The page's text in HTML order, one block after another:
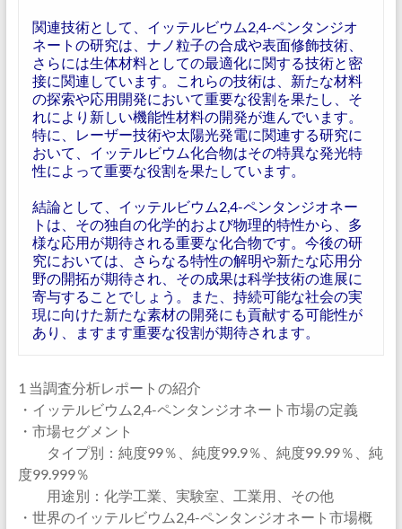
関連技術として、イッテルビウム2,4-ペンタンジオ
ネートの研究は、ナノ粒子の合成や表面修飾技術、
さらには生体材料としての最適化に関する技術と密
接に関連しています。これらの技術は、新たな材料
の探索や応用開発において重要な役割を果たし、そ
れにより新しい機能性材料の開発が進んでいます。
特に、レーザー技術や太陽光発電に関連する研究に
おいて、イッテルビウム化合物はその特異な発光特
性によって重要な役割を果たしています。
結論として、イッテルビウム2,4-ペンタンジオネー
トは、その独自の化学的および物理的特性から、多
様な応用が期待される重要な化合物です。今後の研
究においては、さらなる特性の解明や新たな応用分
野の開拓が期待され、その成果は科学技術の進展に
寄与することでしょう。また、持続可能な社会の実
現に向けた新たな素材の開発にも貢献する可能性が
あり、ますます重要な役割が期待されます。
1 当調査分析レポートの紹介
・イッテルビウム2,4-ペンタンジオネート市場の定義
・市場セグメント
タイプ別：純度99％、純度99.9％、純度99.99％、純
度99.999％
用途別：化学工業、実験室、工業用、その他
・世界のイッテルビウム2,4-ペンタンジオネート市場概